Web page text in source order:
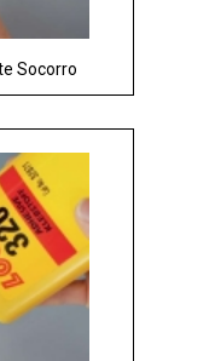
Socorro